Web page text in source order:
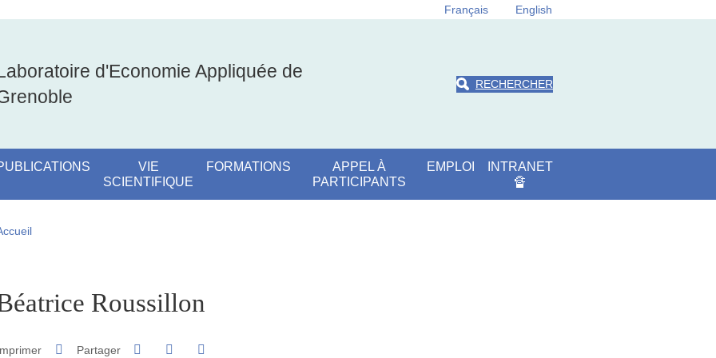
Français English
d'Economie Appliquée de
RECHERCHER
VIE
SCIENTIFIQUE
FORMATIONS
APPEL À
PARTICIPANTS
EMPLOI
INTRANET
🔏
d'Ariane
SidebarRoussillon
Partager Partager sur Facebook
Partager sur LinkedIn